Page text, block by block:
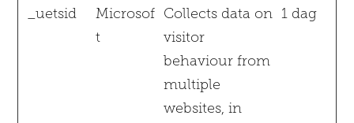
_uetsid
Microsof
t
Collects data on
visitor
behaviour from
multiple
websites, in
1 dag